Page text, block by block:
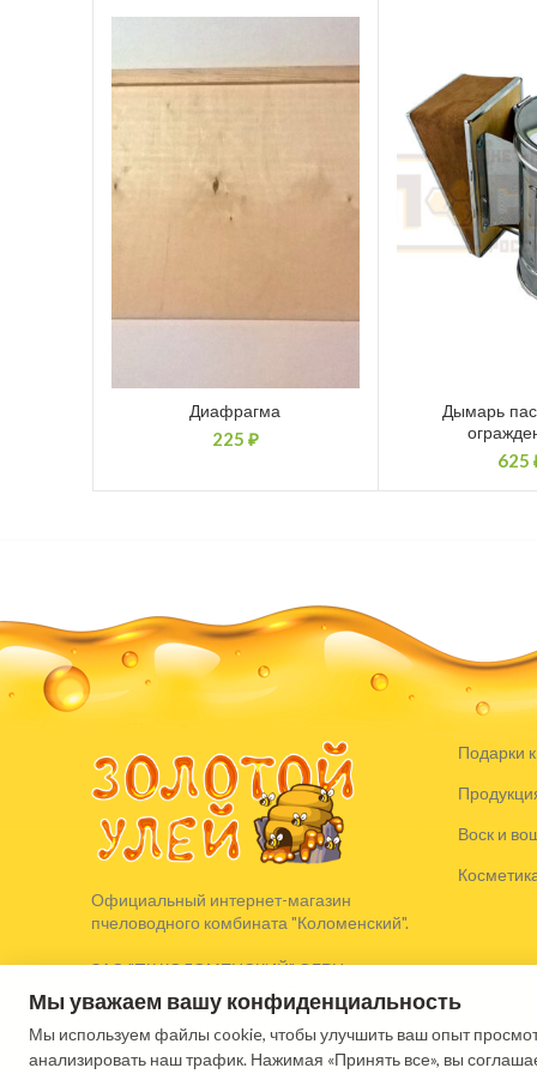
Диафрагма
225 ₽
Дымарь
625
Официальный интернет-магазин
пчеловодного комбината "Коломенский".
ЗАО "ПК КОЛОМЕНСКИЙ" ОГРН:
1025007331447, ИНН: 5070014937
Подарки
Воск и
Мы уважаем вашу конфиденциальность
Мы используем файлы cookie, чтобы улучшить ваш опыт
анализировать наш трафик. Нажимая «Принять все», вы